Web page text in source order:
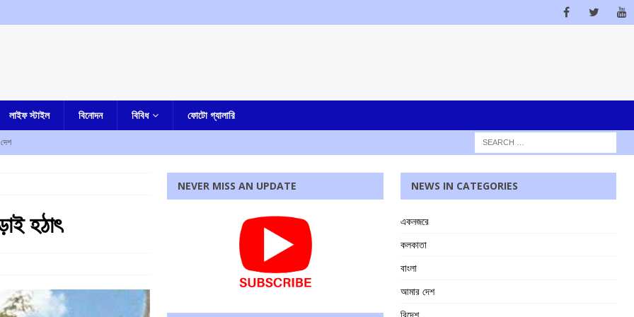
লাইফ স্টাইল বিনোদন বিবিধ ফোটো গ্যালারি
হীরে সহ ধৃত এক
আহবান মুখ্যমন্ত্রীর
কাকলি ঘোষদস্তিদারের সঙ্গে একান্তে কথা সাংসদ রাজীব কুমারের
হঠাৎ
NEVER MISS AN UPDATE NEWS IN CATEGORIES
একনজরে
কলকাতা
বাংলা
আমার দেশ